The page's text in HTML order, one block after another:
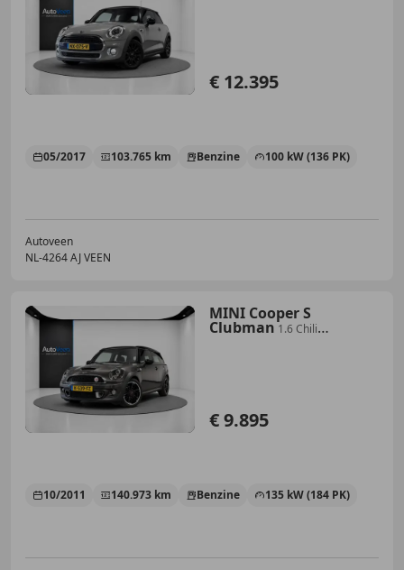
€ 12.395
05/2017 103.765 km Benzine 100 kW (136 PK)
Autoveen
NL-4264 AJ VEEN
MINI Cooper S
Clubman 1.6 Chili
€ 9.895
10/2011 140.973 km Benzine 135 kW (184 PK)